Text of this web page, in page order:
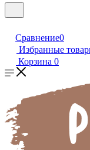
Сравнение0
Избранные
Корзина 0